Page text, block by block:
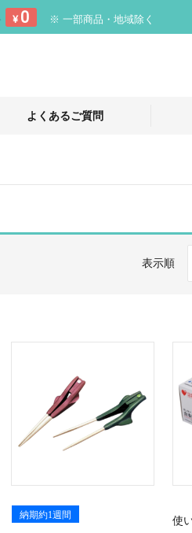
¥ 0 ※ 一部商品・地域除く
よくあるご質問
表示順
納期約1週間
使